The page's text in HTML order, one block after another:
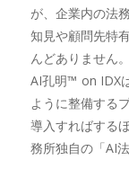
が、企業内の法
知見や顧問先特
んどありません。
AI孔明™︎ on IDX
ように整備する
導入すればする
務所独自の「AI